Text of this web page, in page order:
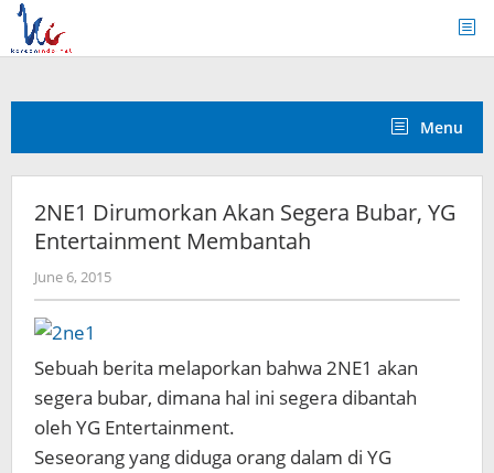
Skip
content
Menu
2NE1 Dirumorkan Akan Segera Bubar, YG
Entertainment Membantah
June 6, 2015by
Koreanindo
Sebuah berita melaporkan bahwa 2NE1 akan
segera bubar, dimana hal ini segera dibantah
oleh YG Entertainment.
Seseorang yang diduga orang dalam di YG